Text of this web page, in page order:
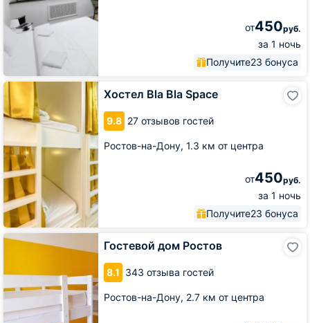
от450руб.
за 1 ночь
Получите23 бонуса
Хостел Bla Bla Space
9.8 27 отзывов гостей
Ростов-на-Дону, 1.3 км от центра
от450руб.
за 1 ночь
Получите23 бонуса
Хостел
Bla
Bla
Space
Гостевой дом Ростов
8.1 343 отзыва гостей
Ростов-на-Дону, 2.7 км от центра
Гостевой